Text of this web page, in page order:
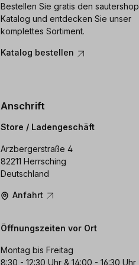
Bestellen Sie gratis den sautershop
Katalog und entdecken Sie unser
komplettes Sortiment.
Katalog bestellen
Anschrift
Store / Ladengeschäft
Arzbergerstraße 4
82211 Herrsching
Deutschland
Anfahrt
Öffnungszeiten vor Ort
Montag bis Freitag
8:30 - 12:30 Uhr & 14:00 - 16:30 Uhr